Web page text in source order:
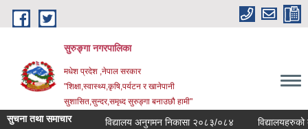
Skip to main content
सुरुङ्‍गा नगरपालिका
मधेश प्रदेश ,नेपाल सरकार
"शिक्षा,स्वास्थ्य,कृषि,पर्यटन र खानेपानी
सुशासित,सुन्दर,समृध्द सुरुङ्गा बनाउछौ हामी"
सुचना तथा समाचार विद्यालय अनुगमन निकासा २०८३/०८४ विद्यालयहरुको